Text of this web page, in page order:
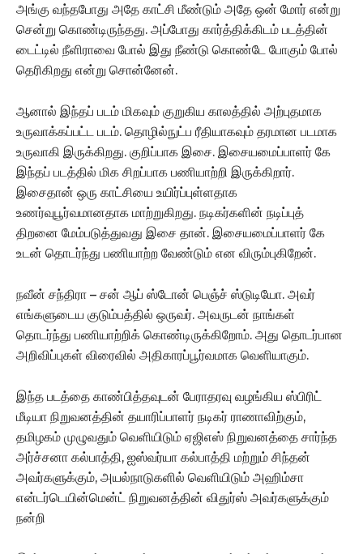
அங்கு வந்தபோது அதே காட்சி மீண்டும் அதே ஒன் மோர் என்று
சென்று கொண்டிருந்தது. அப்போது கார்த்திக்கிடம் படத்தின்
டைட்டில் நீளிராவை போல் இது நீண்டு கொண்டே போகும் போல்
தெரிகிறது என்று சொன்னேன்.
ஆனால் இந்தப் படம் மிகவும் குறுகிய காலத்தில் அற்புதமாக
உருவாக்கப்பட்ட படம். தொழில்நுட்ப ரீதியாகவும் தரமான படமாக
உருவாகி இருக்கிறது. குறிப்பாக இசை. இசையமைப்பாளர் கே
இந்தப் படத்தில் மிக சிறப்பாக பணியாற்றி இருக்கிறார்.
இசைதான் ஒரு காட்சியை உயிர்ப்புள்ளதாக
உணர்வுபூர்வமானதாக மாற்றுகிறது. நடிகர்களின் நடிப்புத்
திறனை மேம்படுத்துவது இசை தான். இசையமைப்பாளர் கே
உடன் தொடர்ந்து பணியாற்ற வேண்டும் என விரும்புகிறேன்.
நவீன் சந்திரா – சன் ஆப் ஸ்டோன் பெஞ்ச் ஸ்டுடியோ. அவர்
எங்களுடைய குடும்பத்தில் ஒருவர். அவருடன் நாங்கள்
தொடர்ந்து பணியாற்றிக் கொண்டிருக்கிறோம். அது தொடர்பான
அறிவிப்புகள் விரைவில் அதிகாரப்பூர்வமாக வெளியாகும்.
இந்த படத்தை காண்பித்தவுடன் பேராதரவு வழங்கிய ஸ்பிரிட்
மீடியா நிறுவனத்தின் தயாரிப்பாளர் நடிகர் ராணாவிற்கும்,
தமிழகம் முழுவதும் வெளியிடும் ஏஜிஎஸ் நிறுவனத்தை சார்ந்த
அர்ச்சனா கல்பாத்தி, ஐஸ்வர்யா கல்பாத்தி மற்றும் சிந்தன்
அவர்களுக்கும், அயல்நாடுகளில் வெளியிடும் அஹிம்சா
என்டர்டெயின்மென்ட் நிறுவனத்தின் விதுர்ஸ் அவர்களுக்கும்
நன்றி